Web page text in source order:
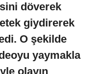
döverek
etek giydirerek
O şekilde
yaymakla
olayın